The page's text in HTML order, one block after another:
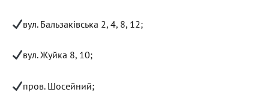
вул. Бальзаківська 2, 4, 8, 12;
вул. Жуйка 8, 10;
пров. Шосейний;